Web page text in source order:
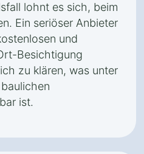
lohnt es sich, beim
Ein seriöser Anbieter
und
Besichtigung
zu klären, was unter
ist.